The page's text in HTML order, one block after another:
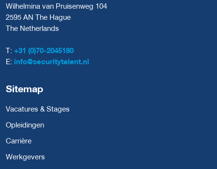
Wilhelmina van Pruisenweg 104
2595 AN The Hague
The Netherlands
T: +31 (0)70-2045180
E: info@securitytalent.nl
Sitemap
Vacatures & Stages
Opleidingen
Carrière
Werkgevers